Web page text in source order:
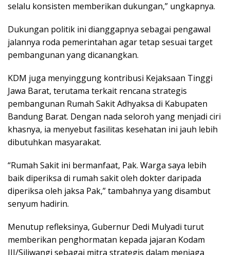
selalu konsisten memberikan dukungan,” ungkapnya.
Dukungan politik ini dianggapnya sebagai pengawal
jalannya roda pemerintahan agar tetap sesuai target
pembangunan yang dicanangkan.
KDM juga menyinggung kontribusi Kejaksaan Tinggi
Jawa Barat, terutama terkait rencana strategis
pembangunan Rumah Sakit Adhyaksa di Kabupaten
Bandung Barat. Dengan nada seloroh yang menjadi ciri
khasnya, ia menyebut fasilitas kesehatan ini jauh lebih
dibutuhkan masyarakat.
“Rumah Sakit ini bermanfaat, Pak. Warga saya lebih
baik diperiksa di rumah sakit oleh dokter daripada
diperiksa oleh jaksa Pak,” tambahnya yang disambut
senyum hadirin.
Menutup refleksinya, Gubernur Dedi Mulyadi turut
memberikan penghormatan kepada jajaran Kodam
III/Siliwangi sebagai mitra strategis dalam menjaga